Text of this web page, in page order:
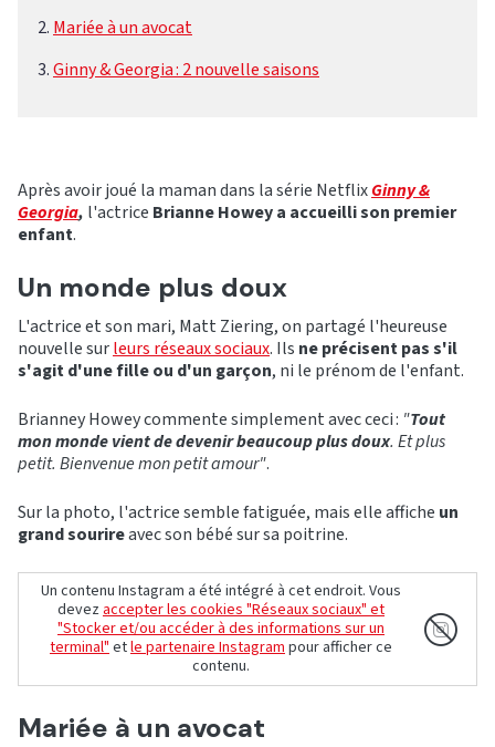
Mariée à un avocat
Ginny & Georgia : 2 nouvelle saisons
Après avoir joué la maman dans la série NetflixGinny &
Georgia, l'actrice Brianne Howey a accueilli son premier
enfant.
Un monde plus doux
L'actrice et son mari, Matt Ziering, on partagé l'heureuse
nouvelle surleurs réseaux sociaux. Ils ne précisent pas s'il
s'agit d'une fille ou d'un garçon, ni le prénom de l'enfant.
Brianney Howey commente simplement avec ceci : "Tout
mon monde vient de devenir beaucoup plus doux. Et plus
petit. Bienvenue mon petit amour".
Sur la photo, l'actrice semble fatiguée, mais elle affiche un
grand sourireavec son bébé sur sa poitrine.
Un contenu Instagram a été intégré à cet endroit. Vous
devezaccepter les cookies "Réseaux sociaux" et
"Stocker et/ou accéder à des informations sur un
terminal"etle partenaire Instagrampour afficher ce
contenu.
Mariée à un avocat